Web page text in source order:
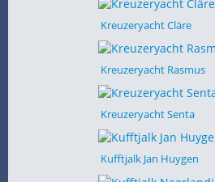
Kreuzeryacht Cläre
Kreuzeryacht Rasmus
Kreuzeryacht Senta
Kufftjalk Jan Huygen